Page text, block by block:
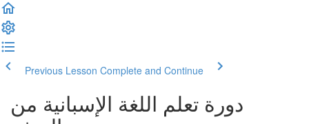
Previous Lesson Complete and Continue
دورة تعلم اللغة الإسبانية من